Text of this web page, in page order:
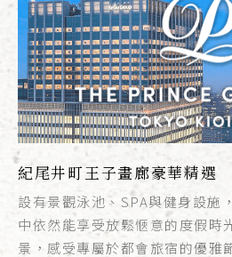
紀尾井町王子畫廊豪華精選
設有景觀泳池、SPA與健身設施
中依然能享受放鬆愜意的度假時
景，感受專屬於都會旅宿的優雅